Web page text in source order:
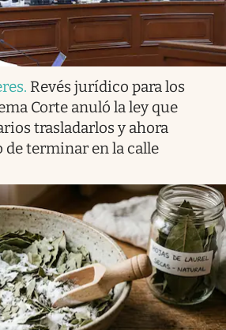
. Revés jurídico para los
Corte anuló la ley que
trasladarlos y ahora
terminar en la calle